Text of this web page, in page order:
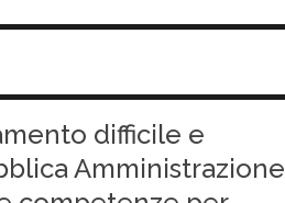
difficile e
Amministrazione